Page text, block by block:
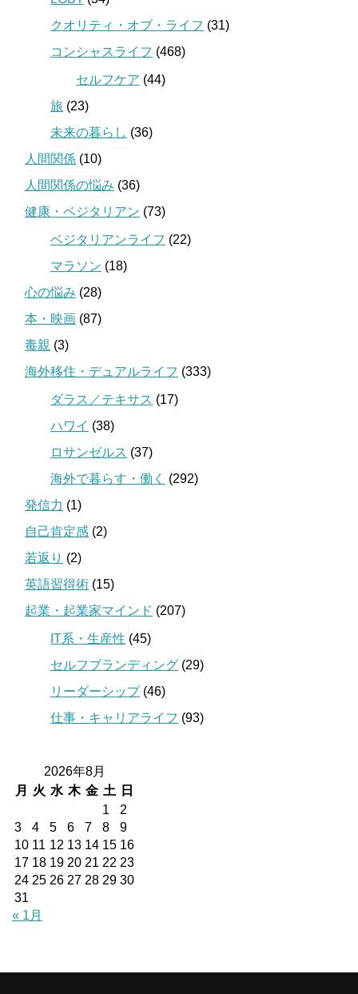
クオリティ・オブ・ライフ (31)
コンシャスライフ (468)
セルフケア (44)
旅 (23)
未来の暮らし (36)
人間関係 (10)
人間関係の悩み (36)
健康・ベジタリアン (73)
ベジタリアンライフ (22)
マラソン (18)
心の悩み (28)
本・映画 (87)
毒親 (3)
海外移住・デュアルライフ (333)
ダラス／テキサス (17)
ハワイ (38)
ロサンゼルス (37)
海外で暮らす・働く
(292)
発信力 (1)
自己肯定感 (2)
若返り (2)
英語習得術 (15)
起業・起業家マインド (207)
IT系・生産性 (45)
セルフブランディング (29)
リーダーシップ(46)
仕事・キャリアライフ (93)
2026年8月
月
火 水 木 金 土
日
1
2
3
4 5 6 7 8
9
10 11 12 13 14 15 16
17 18 19 20 21 22 23
24 25 26 27 28 29 30
31
« 1月